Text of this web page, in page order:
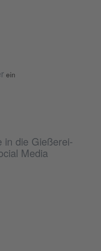
ein
in die Gießerei-
Media